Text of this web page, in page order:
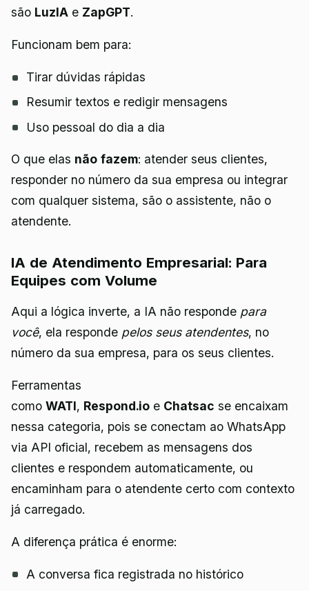
são LuzIA e ZapGPT.
Funcionam bem para:
Tirar dúvidas rápidas
Resumir textos e redigir mensagens
Uso pessoal do dia a dia
O que elas não fazem: atender seus clientes,
responder no número da sua empresa ou integrar
com qualquer sistema, são o assistente, não o
atendente.
IA de Atendimento Empresarial: Para
Equipes com Volume
Aqui a lógica inverte, a IA não responde para
você, ela responde pelos seus atendentes, no
número da sua empresa, para os seus clientes.
Ferramentas
como WATI, Respond.io e Chatsac se encaixam
nessa categoria, pois se conectam ao WhatsApp
via API oficial, recebem as mensagens dos
clientes e respondem automaticamente, ou
encaminham para o atendente certo com contexto
já carregado.
A diferença prática é enorme:
A conversa fica registrada no histórico